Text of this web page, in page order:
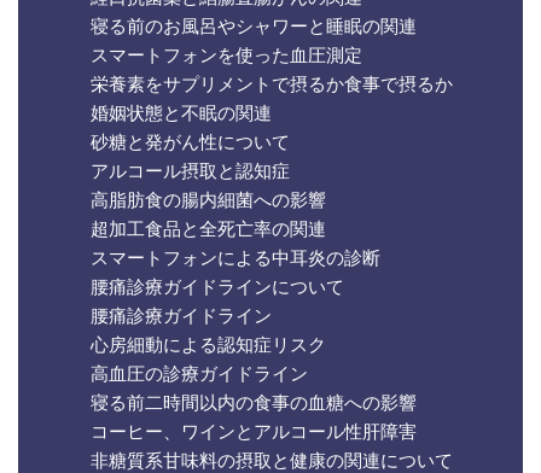
寝る前のお風呂やシャワーと睡眠の関連
スマートフォンを使った血圧測定
栄養素をサプリメントで摂るか食事で摂るか
婚姻状態と不眠の関連
砂糖と発がん性について
アルコール摂取と認知症
高脂肪食の腸内細菌への影響
超加工食品と全死亡率の関連
スマートフォンによる中耳炎の診断
腰痛診療ガイドラインについて
腰痛診療ガイドライン
心房細動による認知症リスク
高血圧の診療ガイドライン
寝る前二時間以内の食事の血糖への影響
コーヒー、ワインとアルコール性肝障害
非糖質系甘味料の摂取と健康の関連について